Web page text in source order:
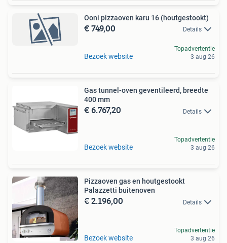
Ooni pizzaoven karu 16 (houtgestookt)
€ 749,00 Details
Bezoek website
Topadvertentie
3 aug 26
Gas tunnel-oven geventileerd, breedte
400 mm
€ 6.767,20 Details
Bezoek website
Topadvertentie
3 aug 26
Pizzaoven gas en houtgestookt
Palazzetti buitenoven
€ 2.196,00 Details
Bezoek website
Topadvertentie
3 aug 26